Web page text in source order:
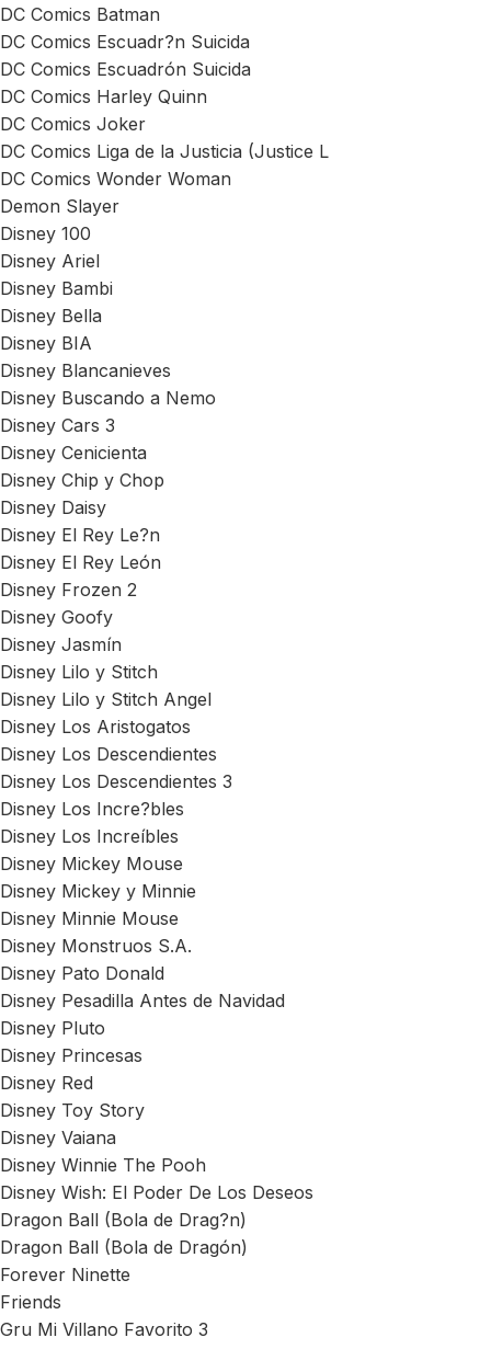
DC Comics Batman
DC Comics Escuadr?n Suicida
DC Comics Escuadrón Suicida
DC Comics Harley Quinn
DC Comics Joker
DC Comics Liga de la Justicia (Justice L
DC Comics Wonder Woman
Demon Slayer
Disney 100
Disney Ariel
Disney Bambi
Disney Bella
Disney BIA
Disney Blancanieves
Disney Buscando a Nemo
Disney Cars 3
Disney Cenicienta
Disney Chip y Chop
Disney Daisy
Disney El Rey Le?n
Disney El Rey León
Disney Frozen 2
Disney Goofy
Disney Jasmín
Disney Lilo y Stitch
Disney Lilo y Stitch Angel
Disney Los Aristogatos
Disney Los Descendientes
Disney Los Descendientes 3
Disney Los Incre?bles
Disney Los Increíbles
Disney Mickey Mouse
Disney Mickey y Minnie
Disney Minnie Mouse
Disney Monstruos S.A.
Disney Pato Donald
Disney Pesadilla Antes de Navidad
Disney Pluto
Disney Princesas
Disney Red
Disney Toy Story
Disney Vaiana
Disney Winnie The Pooh
Disney Wish: El Poder De Los Deseos
Dragon Ball (Bola de Drag?n)
Dragon Ball (Bola de Dragón)
Forever Ninette
Friends
Gru Mi Villano Favorito 3